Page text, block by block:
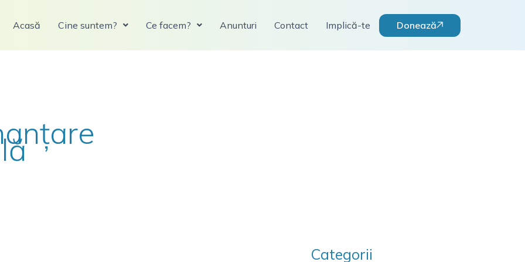
Acasă Cine suntem? Ce facem? Anunturi Contact Implică-te Donează
Categorii